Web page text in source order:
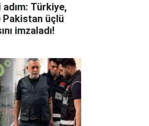
Türkiye,
Pakistan üçlü
imzaladı!